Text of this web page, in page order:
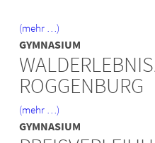
(mehr …)
GYMNASIUM
ROGGENBURG
(mehr …)
GYMNASIUM